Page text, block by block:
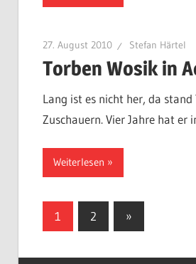
27. August 2010 Stefan Härtel
Torben Wosik in
Lang ist es nicht her, da
Zuschauern. Vier Jahre hat er
Weiterlesen
1 2
Nächste
Beiträge
»